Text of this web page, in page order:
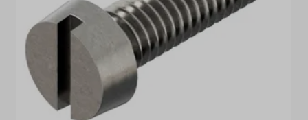
Pedidos de cotação
Marcas
Favoritos